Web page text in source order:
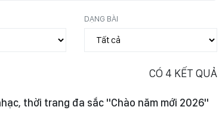
DẠNG BÀI
CÓ 4 KẾT QUẢ
thời trang đa sắc "Chào năm mới 2026"